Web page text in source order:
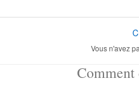
Vous n'avez
Comment